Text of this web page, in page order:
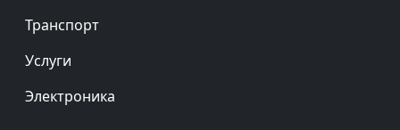
Транспорт
Услуги
Электроника